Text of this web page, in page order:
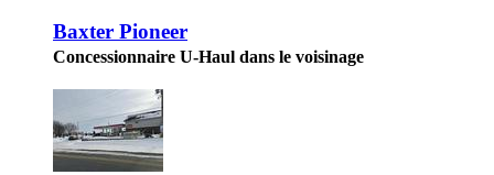
Baxter Pioneer
Concessionnaire U-Haul dans le voisinage